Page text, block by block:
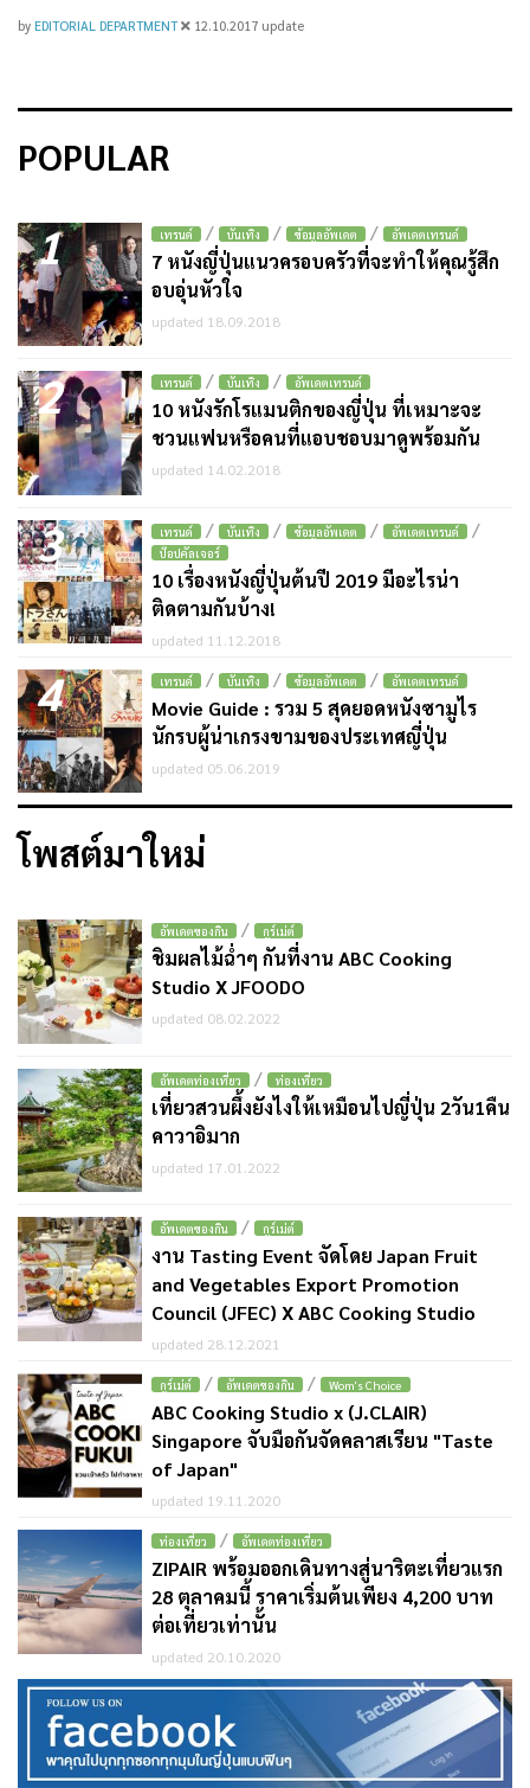
by EDITORIAL DEPARTMENT 12.10.2017 update
POPULAR
1 เทรนด์ / บันเทิง / ข้อมูลอัพเดต / อัพเดตเทรนด์
7 หนังญี่ปุ่นแนวครอบครัวที่จะทำให้คุณรู้สึก
อบอุ่นหัวใจ
updated 18.09.2018
2 เทรนด์ / บันเทิง / อัพเดตเทรนด์
10 หนังรักโรแมนติกของญี่ปุ่น ที่เหมาะจะ
ชวนแฟนหรือคนที่แอบชอบมาดูพร้อมกัน
updated 14.02.2018
3 เทรนด์ / บันเทิง / ข้อมูลอัพเดต / อัพเดตเทรนด์ /
ป๊อปคัลเจอร์
10 เรื่องหนังญี่ปุ่นต้นปี 2019 มีอะไรน่า
ติดตามกันบ้าง!
updated 11.12.2018
4 เทรนด์ / บันเทิง / ข้อมูลอัพเดต / อัพเดตเทรนด์
Movie Guide : รวม 5 สุดยอดหนังซามูไร
นักรบผู้น่าเกรงขามของประเทศญี่ปุ่น
updated 05.06.2019
โพสต์มาใหม่
อัพเดตของกิน / กูร์เม่ต์
ชิมผลไม้ฉ่ำๆ กันที่งาน ABC Cooking
Studio X JFOODO
updated 08.02.2022
อัพเดตท่องเที่ยว / ท่องเที่ยว
เที่ยวสวนผึ้งยังไงให้เหมือนไปญี่ปุ่น 2วัน1คืน
คาวาอิมาก
updated 17.01.2022
อัพเดตของกิน / กูร์เม่ต์
งาน Tasting Event จัดโดย Japan Fruit
and Vegetables Export Promotion
Council (JFEC) X ABC Cooking Studio
updated 28.12.2021
กูร์เม่ต์ / อัพเดตของกิน / Wom's Choice
ABC Cooking Studio x (J.CLAIR)
Singapore จับมือกันจัดคลาสเรียน "Taste
of Japan"
updated 19.11.2020
ท่องเที่ยว / อัพเดตท่องเที่ยว
ZIPAIR พร้อมออกเดินทางสู่นาริตะเที่ยวแรก
28 ตุลาคมนี้ ราคาเริ่มต้นเพียง 4,200 บาท
ต่อเที่ยวเท่านั้น
updated 20.10.2020